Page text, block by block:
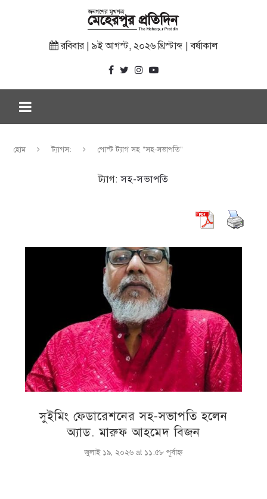
রবিবার | ৯ই আগস্ট, ২০২৬ খ্রিস্টাব্দ | বর্ষাকাল
হোম ট্যাগস: পোস্ট ট্যাগ সহ "সহ-সভাপতি"
ট্যাগ:সহ-সভাপতি
সুইমিং ফেডারেশনের সহ-সভাপতি হলেন
অ্যাড. মারুফ আহমেদ বিজন
জুলাই ১৯, ২০২৬ at ১১:৫৮ পূর্বাহ্ণ